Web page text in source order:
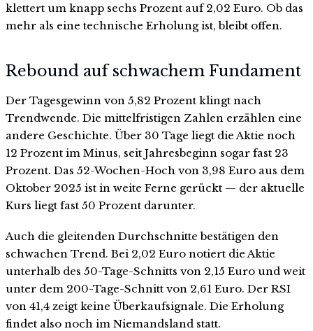
klettert um knapp sechs Prozent auf 2,02 Euro. Ob das
mehr als eine technische Erholung ist, bleibt offen.
Rebound auf schwachem Fundament
Der Tagesgewinn von 5,82 Prozent klingt nach
Trendwende. Die mittelfristigen Zahlen erzählen eine
andere Geschichte. Über 30 Tage liegt die Aktie noch
12 Prozent im Minus, seit Jahresbeginn sogar fast 23
Prozent. Das 52-Wochen-Hoch von 3,98 Euro aus dem
Oktober 2025 ist in weite Ferne gerückt — der aktuelle
Kurs liegt fast 50 Prozent darunter.
Auch die gleitenden Durchschnitte bestätigen den
schwachen Trend. Bei 2,02 Euro notiert die Aktie
unterhalb des 50-Tage-Schnitts von 2,15 Euro und weit
unter dem 200-Tage-Schnitt von 2,61 Euro. Der RSI
von 41,4 zeigt keine Überkaufsignale. Die Erholung
findet also noch im Niemandsland statt.